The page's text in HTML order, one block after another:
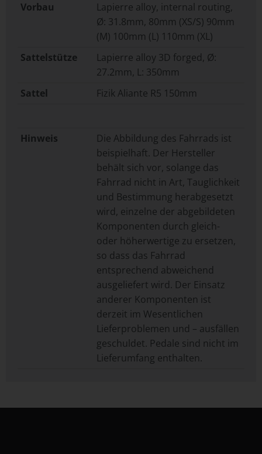
Vorbau
Lapierre alloy, internal routing,
Ø: 31.8mm, 80mm (XS/S) 90mm
(M) 100mm (L) 110mm (XL)
Sattelstütze
Lapierre alloy 3D forged, Ø:
27.2mm, L: 350mm
Sattel
Fizik Aliante R5 150mm
Hinweis
Die Abbildung des Fahrrads ist
beispielhaft. Der Hersteller
behält sich vor, solange das
Fahrrad nicht in Art, Tauglichkeit
und Bestimmung herabgesetzt
wird, einzelne der abgebildeten
Komponenten durch gleich-
oder höherwertige zu ersetzen,
so dass das Fahrrad
entsprechend abweichend
ausgeliefert wird. Der Einsatz
anderer Komponenten ist
derzeit im Wesentlichen
Lieferproblemen und – ausfällen
geschuldet. Pedale sind nicht im
Lieferumfang enthalten.